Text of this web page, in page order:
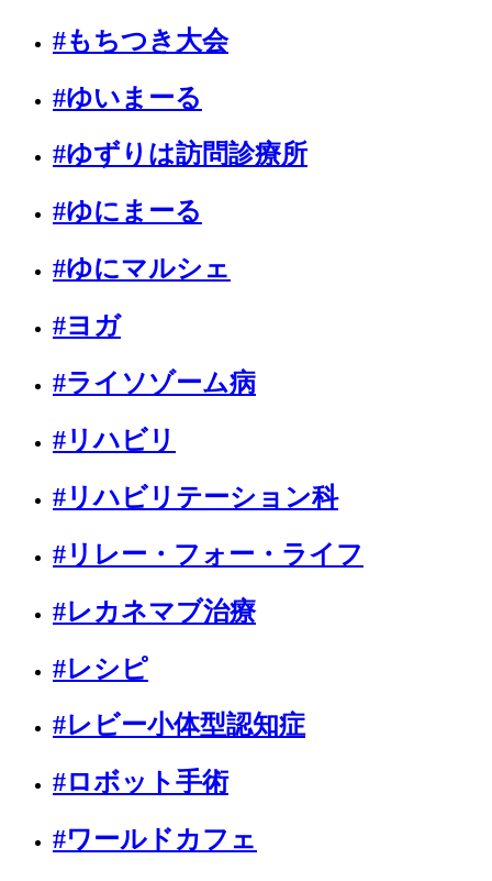
#もちつき大会
#ゆいまーる
#ゆずりは訪問診療所
#ゆにまーる
#ゆにマルシェ
#ヨガ
#ライソゾーム病
#リハビリ
#リハビリテーション科
#リレー・フォー・ライフ
#レカネマブ治療
#レシピ
#レビー小体型認知症
#ロボット手術
#ワールドカフェ